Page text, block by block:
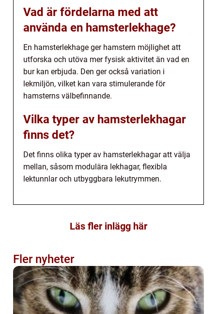
Vad är fördelarna med att
använda en hamsterlekhage?
En hamsterlekhage ger hamstern möjlighet att
utforska och utöva mer fysisk aktivitet än vad en
bur kan erbjuda. Den ger också variation i
lekmiljön, vilket kan vara stimulerande för
hamsterns välbefinnande.
Vilka typer av hamsterlekhagar
finns det?
Det finns olika typer av hamsterlekhagar att välja
mellan, såsom modulära lekhagar, flexibla
lektunnlar och utbyggbara lekutrymmen.
Läs fler inlägg här
Fler nyheter